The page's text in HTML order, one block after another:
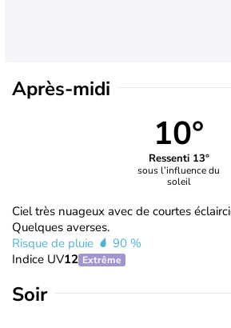
Après-midi
10°
Ressenti 13°
sous l’influence du
soleil
Ciel très nuageux avec de courtes
Quelques averses.
Risque de pluie
90 %
Indice UV12 Extrême
Soir